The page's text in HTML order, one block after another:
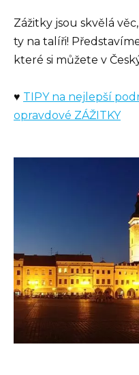
Zážitky jsou skvělá
ty na talíři!
které si můžete v
♥ TIPY na nejlepší
opravdové ZÁŽITKY